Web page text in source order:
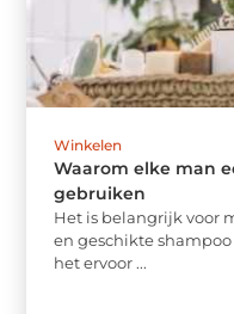
Winkelen
Waarom elke man
gebruiken
Het is belangrijk voor
en geschikte
het ervoor ...